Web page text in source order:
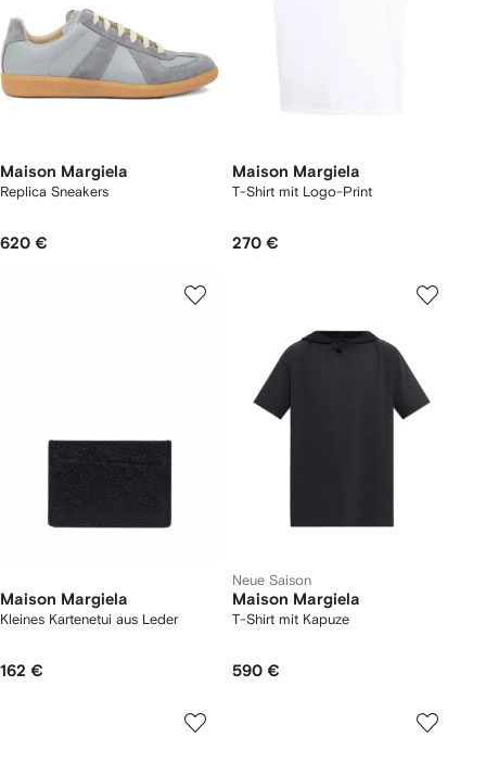
Maison Margiela
Replica Sneakers
620 €
Maison Margiela
T-Shirt mit Logo-Print
270 €
Maison Margiela
Kleines Kartenetui aus Leder
162 €
Neue Saison
Maison Margiela
T-Shirt mit Kapuze
590 €